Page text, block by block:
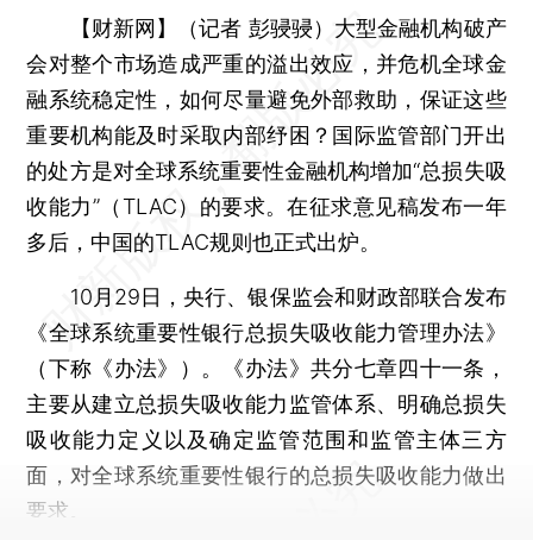
【财新网】（记者 彭骎骎） 大型金融机构破产
会对整个市场造成严重的溢出效应，并危机全球金
融系统稳定性，如何尽量避免外部救助，保证这些
重要机构能及时采取内部纾困？国际监管部门开出
的处方是对全球系统重要性金融机构增加“总损失吸
收能力”（TLAC）的要求。在征求意见稿发布一年
多后，中国的TLAC规则也正式出炉。
10月29日，央行、银保监会和财政部联合发布
《全球系统重要性银行总损失吸收能力管理办法》
（下称《办法》）。《办法》共分七章四十一条，
主要从建立总损失吸收能力监管体系、明确总损失
吸收能力定义以及确定监管范围和监管主体三方
面，对全球系统重要性银行的总损失吸收能力做出
要求。